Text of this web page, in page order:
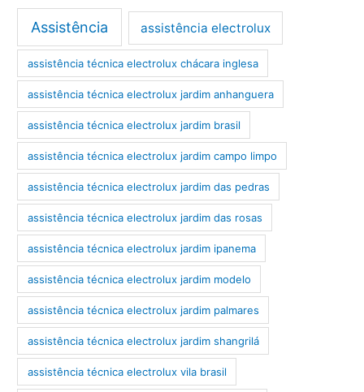
Assistência assistência electrolux
assistência técnica electrolux chácara inglesa
assistência técnica electrolux jardim anhanguera
assistência técnica electrolux jardim brasil
assistência técnica electrolux jardim campo limpo
assistência técnica electrolux jardim das pedras
assistência técnica electrolux jardim das rosas
assistência técnica electrolux jardim ipanema
assistência técnica electrolux jardim modelo
assistência técnica electrolux jardim palmares
assistência técnica electrolux jardim shangrilá
assistência técnica electrolux vila brasil